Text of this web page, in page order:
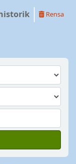
Rensa